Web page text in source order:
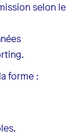
selon le
forme :